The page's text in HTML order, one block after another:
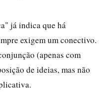
já indica que há
exigem um conectivo.
(apenas com
de ideias, mas não